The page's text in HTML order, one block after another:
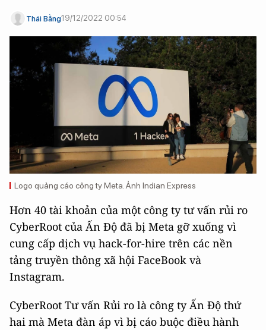
Thái Bằng19/12/2022 00:54
Logo quảng cáo công ty Meta. Ảnh Indian Express
Hơn 40 tài khoản của một công ty tư vấn rủi ro
CyberRoot của Ấn Độ đã bị Meta gỡ xuống vì
cung cấp dịch vụ hack-for-hire trên các nền
tảng truyền thông xã hội FaceBook và
Instagram.
CyberRoot Tư vấn Rủi ro là công ty Ấn Độ thứ
hai mà Meta đàn áp vì bị cáo buộc điều hành